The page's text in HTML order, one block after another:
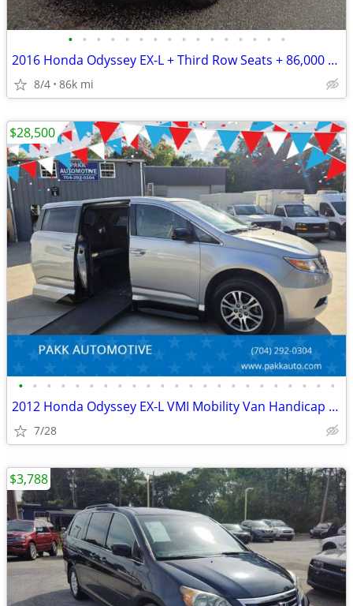
• • • • • • • • • • • • • • • •
2016 Honda Odyssey EX-L + Third Row Seats + 86,000 Miles
8/4 86k mi
• • • • • • • • • • • • • • • • • • • • • • •
2012 Honda Odyssey EX-L VMI Mobility Van Handicap AEVIT Hand Controls
7/28
$28,500
$3,788